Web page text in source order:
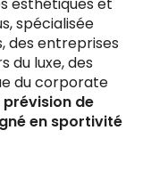
esthétiques et
spécialisée
des entreprises
du luxe, des
du corporate
prévision de
en sportivité